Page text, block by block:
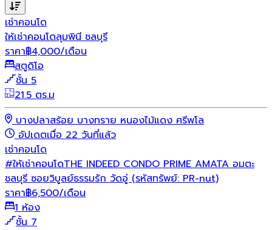
เช่าคอนโด
ให้เช่าคอนโดลุมพินี ชลบุรี
ราคา฿4,000/เดือน
สตูดิโอ
ชั้น 5
21.5 ตร.ม
บางปลาสร้อย บางทราย หนองไม้แดง ศรีพโล
อัปเดตเมื่อ 22 วันที่แล้ว
เช่าคอนโด
#ให้เช่าคอนโดTHE INDEED CONDO PRIME AMATA อมตะ
ชลบุรี ซอยวิบูลย์ธรรมรัก วัดอู่ (รหัสทรัพย์: PR-nut)
ราคา฿6,500/เดือน
1 ห้อง
ชั้น 7